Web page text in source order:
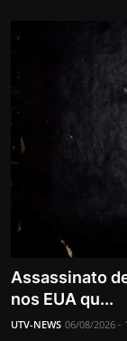
Assassinato
nos EUA qu...
UTV-NEWS 06/08/2026 -